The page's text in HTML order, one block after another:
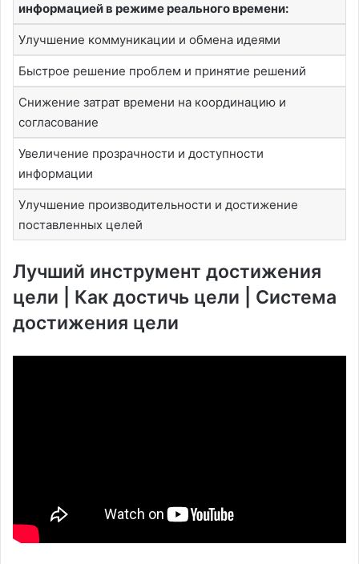
информацией в режиме реального времени:
Улучшение коммуникации и обмена идеями
Быстрое решение проблем и принятие решений
Снижение затрат времени на координацию и
согласование
Увеличение прозрачности и доступности
информации
Улучшение производительности и достижение
поставленных целей
Лучший инструмент достижения
цели | Как достичь цели | Система
достижения цели